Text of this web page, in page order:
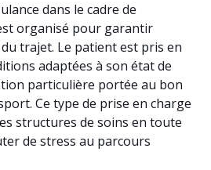
dans le cadre de
organisé pour garantir
trajet. Le patient est pris en
adaptées à son état de
particulière portée au bon
Ce type de prise en charge
structures de soins en toute
de stress au parcours